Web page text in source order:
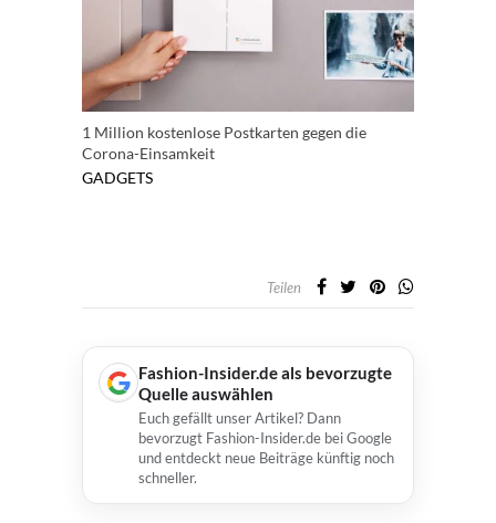
1 Million kostenlose Postkarten gegen die
Corona-Einsamkeit
GADGETS
Teilen
Fashion-Insider.de als bevorzugte
Quelle auswählen
Euch gefällt unser Artikel? Dann
bevorzugt Fashion-Insider.de bei Google
und entdeckt neue Beiträge künftig noch
schneller.